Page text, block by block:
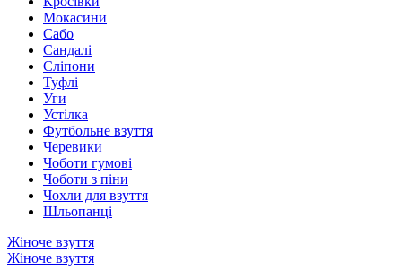
Мокасини
Сабо
Сандалі
Сліпони
Туфлі
Уги
Устілка
Футбольне взуття
Черевики
Чоботи гумові
Чоботи з піни
Чохли для взуття
Шльопанці
Жіноче взуття
Жіноче взуття